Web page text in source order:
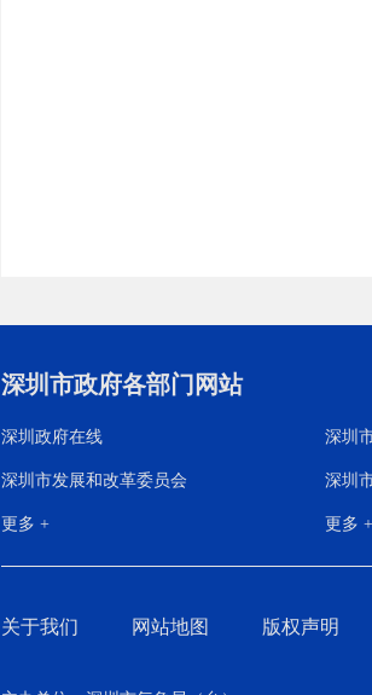
深圳市政府各部门网站
深圳政府在线
深圳市发展和改革委员会
更多 +
深圳
深圳
更多 +
关于我们 网站地图 版权声明